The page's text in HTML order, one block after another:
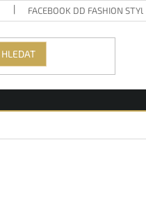
FACEBOOK DD FASHION STYLE
HLEDAT